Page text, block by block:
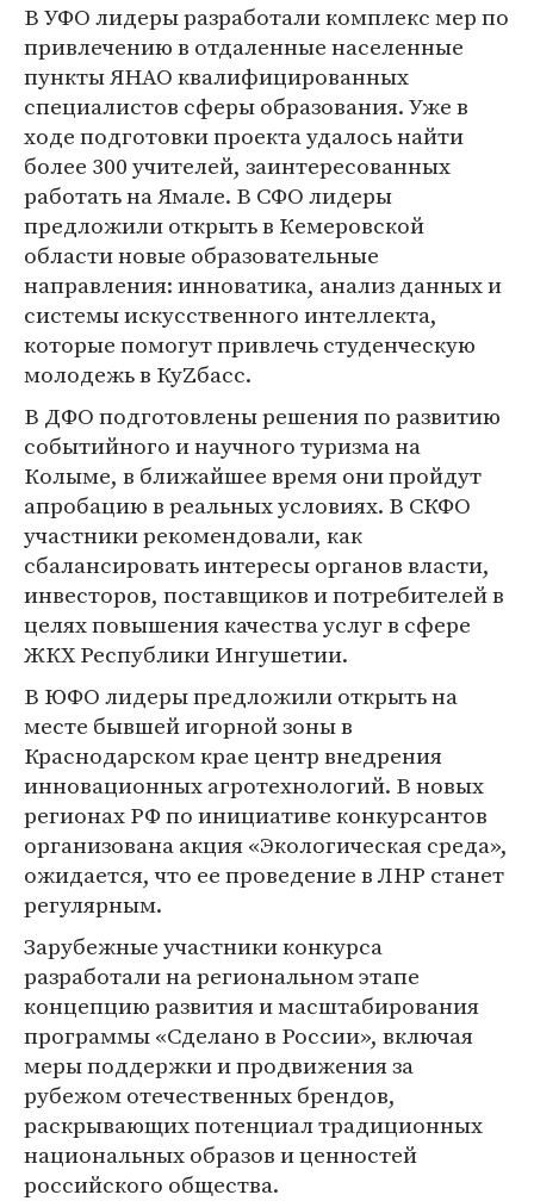
В УФО лидеры разработали комплекс мер по
привлечению в отдаленные населенные
пункты ЯНАО квалифицированных
специалистов сферы образования. Уже в
ходе подготовки проекта удалось найти
более 300 учителей, заинтересованных
работать на Ямале. В СФО лидеры
предложили открыть в Кемеровской
области новые образовательные
направления: инноватика, анализ данных и
системы искусственного интеллекта,
которые помогут привлечь студенческую
молодежь в КуZбасс.
В ДФО подготовлены решения по развитию
событийного и научного туризма на
Колыме, в ближайшее время они пройдут
апробацию в реальных условиях. В СКФО
участники рекомендовали, как
сбалансировать интересы органов власти,
инвесторов, поставщиков и потребителей в
целях повышения качества услуг в сфере
ЖКХ Республики Ингушетии.
В ЮФО лидеры предложили открыть на
месте бывшей игорной зоны в
Краснодарском крае центр внедрения
инновационных агротехнологий. В новых
регионах РФ по инициативе конкурсантов
организована акция «Экологическая среда»,
ожидается, что ее проведение в ЛНР станет
регулярным.
Зарубежные участники конкурса
разработали на региональном этапе
концепцию развития и масштабирования
программы «Сделано в России», включая
меры поддержки и продвижения за
рубежом отечественных брендов,
раскрывающих потенциал традиционных
национальных образов и ценностей
российского общества.